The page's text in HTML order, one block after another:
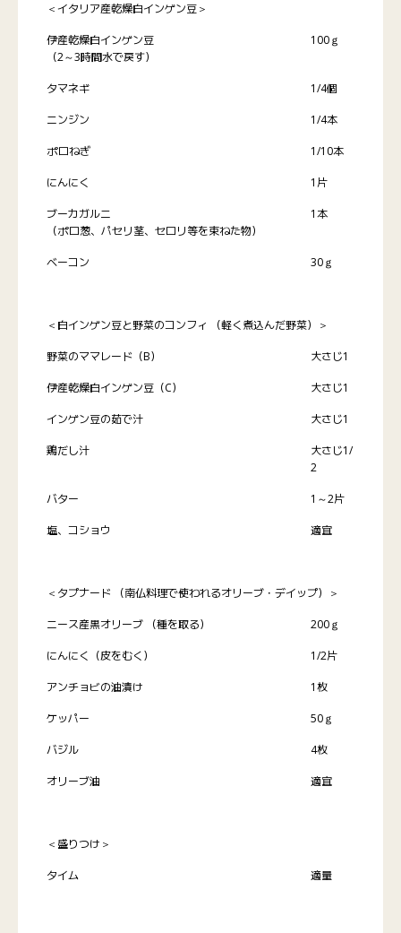
＜イタリア産乾燥白インゲン豆＞
伊産乾燥白インゲン豆
（2～3時間水で戻す）
100ｇ
タマネギ 1/4個
ニンジン 1/4本
ポロねぎ 1/10本
にんにく 1片
ブーカガルニ
（ポロ葱、パセリ茎、セロリ等を束ねた物）
1本
ベーコン 30ｇ
＜白インゲン豆と野菜のコンフィ （軽く煮込んだ野菜）＞
野菜のママレード（B） 大さじ1
伊産乾燥白インゲン豆（C） 大さじ1
インゲン豆の茹で汁 大さじ1
鶏だし汁
大さじ1/
2
バター 1～2片
塩、コショウ 適宜
＜タプナード （南仏料理で使われるオリーブ・デイップ）＞
ニース産黒オリーブ （種を取る） 200ｇ
にんにく（皮をむく） 1/2片
アンチョビの油漬け 1枚
ケッパー 50ｇ
バジル 4枚
オリーブ油 適宜
＜盛りつけ＞
タイム 適量